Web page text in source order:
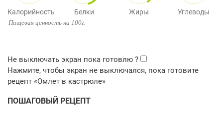
Калорийность Белки Жиры Углеводы
Пищевая ценность на 100г.
ПОШАГОВЫЙ РЕЦЕПТ